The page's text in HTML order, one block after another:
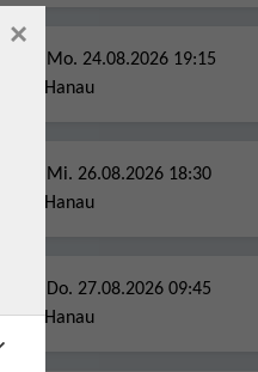
Mo. 24.08.2026 19:15
Hanau
Mi. 26.08.2026 18:30
Hanau
Do. 27.08.2026 09:45
Hanau
×